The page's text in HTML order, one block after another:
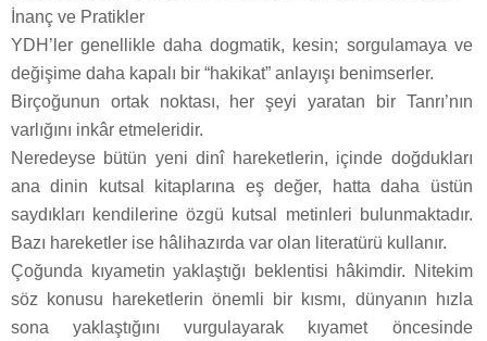
İnanç ve Pratikler
YDH’ler genellikle daha dogmatik, kesin; sorgulamaya ve
değişime daha kapalı bir “hakikat” anlayışı benimserler.
Birçoğunun ortak noktası, her şeyi yaratan bir Tanrı’nın
varlığını inkâr etmeleridir.
Neredeyse bütün yeni dinî hareketlerin, içinde doğdukları
ana dinin kutsal kitaplarına eş değer, hatta daha üstün
saydıkları kendilerine özgü kutsal metinleri bulunmaktadır.
Bazı hareketler ise hâlihazırda var olan literatürü kullanır.
Çoğunda kıyametin yaklaştığı beklentisi hâkimdir. Nitekim
söz konusu hareketlerin önemli bir kısmı, dünyanın hızla
sona yaklaştığını vurgulayarak kıyamet öncesinde